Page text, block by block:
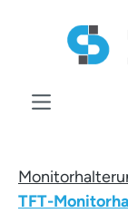
Zum
TFT-